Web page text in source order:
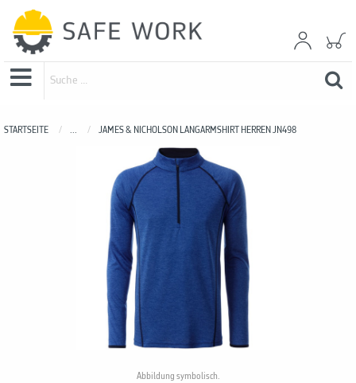
STARTSEITE ... JAMES & NICHOLSON LANGARMSHIRT HERREN JN498
Abbildung symbolisch.